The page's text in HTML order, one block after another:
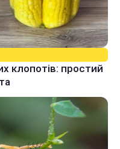
клопотів: простий